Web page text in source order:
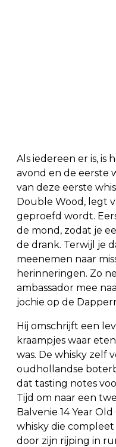
Als iedereen er is, is
avond en de eerste
van deze eerste
Double Wood, legt
geproefd wordt.
de mond, zodat je
de drank. Terwijl je
meenemen naar
herinneringen. Zo
ambassador mee
jochie op de
Hij omschrijft een
kraampjes waar
was. De whisky zelf
oudhollandse
dat tasting notes
Tijd om naar een
Balvenie 14 Year
whisky die compleet
door zijn rijping in